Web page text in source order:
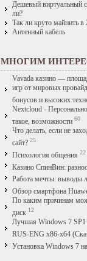
Дешевый виртуальный
ли?
Так ли круто майнить в
Антенный кабель
МНОГИМ
Vavada казино —
игр от мировых
бонусов и высоких
Nextcloud -
такое, возможности 60
Что делать, если не
сайт? 25
Психология общения 22
Казино СпинВин:
Работа мечты: выводы
Обзор смартфона
По каким причинам
диск 12
Лучшая Windows 7 SP1
RUS-ENG x86-x64
Установка Windows 7